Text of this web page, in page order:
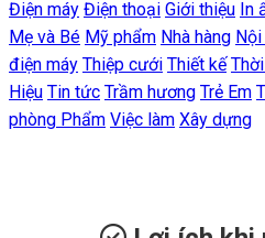
Điện máy Điện thoại Giới thiệu In
Mẹ và Bé Mỹ phẩm Nhà hàng
điện máy Thiệp cưới Thiết kế
Hiệu Tin tức Trầm hương Trẻ Em
phòng Phẩm Việc làm Xây dựng